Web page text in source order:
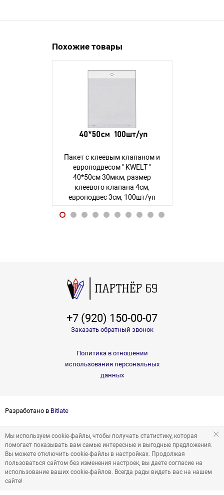
Похожие товары
Пакет с клеевым клапаном и
европодвесом " KWELT "
40*50см 30мкм, размер
клеевого клапана 4см,
европодвес 3см, 100шт/уп
цену
+7 (920) 150-00-07
Заказать обратный звонок
Политика в отношении
использования персональных
данных
Разработано в Bitlate
Мы используем cookie-файлы, чтобы получать статистику, которая
помогает показывать вам самые интересные и выгодные предложения.
Вы можете отключить cookie-файлы в настройках. Продолжая
пользоваться сайтом без изменения настроек, вы даете согласие на
использование ваших cookie-файлов. Всегда рады видеть вас на нашем
сайте!